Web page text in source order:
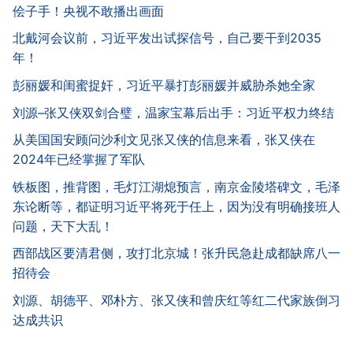
侩子手！央视不敢播出画面
北戴河会议前，习近平发出试探信号，自己要干到2035
年！
彭丽媛和闺蜜捉奸，习近平暴打彭丽媛并威胁杀她全家
刘源–张又侠双剑合璧，温家宝幕后出手：习近平权力终结
从美国国安顾问沙利文见张又侠的信息来看，张又侠在
2024年已经掌握了军队
铁板图，推背图，毛灯江湖熄预言，南京金陵塔碑文，毛泽
东论断等，都证明习近平将死于任上，因为没有明确接班人
问题，天下大乱！
西部战区要清君侧，攻打北京城！张升民急赴成都缺席八一
招待会
刘源、胡德平、邓朴方、张又侠和曾庆红等红二代家族倒习
达成共识